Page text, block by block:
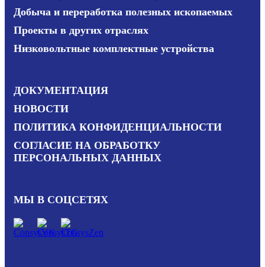
Добыча и переработка полезных ископаемых
Проекты в других отраслях
Низковольтные комплектные устройства
ДОКУМЕНТАЦИЯ
НОВОСТИ
ПОЛИТИКА КОНФИДЕНЦИАЛЬНОСТИ
СОГЛАСИЕ НА ОБРАБОТКУ
ПЕРСОНАЛЬНЫХ ДАННЫХ
МЫ В СОЦСЕТЯХ